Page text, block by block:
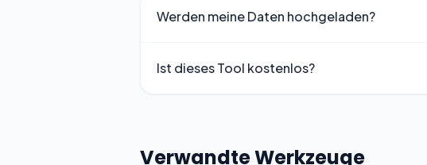
Werden meine Daten hochgeladen?
Ist dieses Tool kostenlos?
Verwandte Werkzeuge